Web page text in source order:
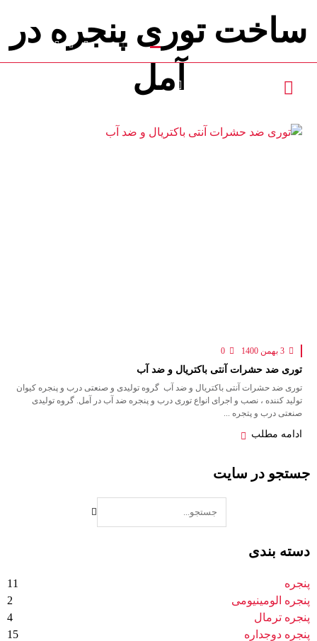
ساخت توری پنجره در
آمل
توری ضد حشرات آنتی باکتریال و ضد آب
توری ضد حشرات آنتی باکتریال و ضد آب گروه تولیدی و صنعتی درب و پنجره کیوان
تولید کننده ، نصب و اجرای انواع توری درب و پنجره ضد آب در آمل. گروه تولیدی
صنعتی درب و پتجره ...
ادامه مطلب
جستجو در سایت
دسته بندی
پنجره
11
پنجره الومینیومی
2
پنجره ترمال
4
پنجره دوجداره
15